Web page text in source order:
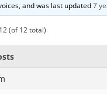
and was last updated7
(of 12 total)